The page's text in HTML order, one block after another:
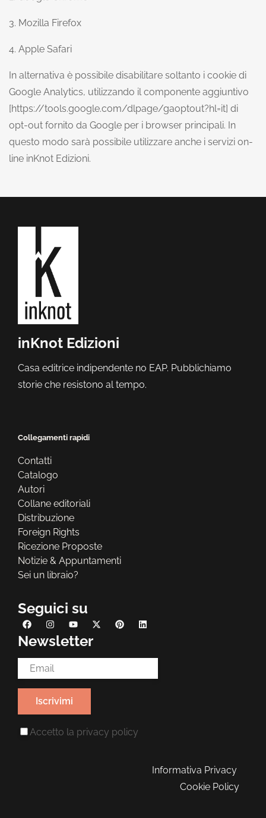
3. Mozilla Firefox
4. Apple Safari
In alternativa è possibile disabilitare soltanto i cookie di
Google Analytics, utilizzando il componente aggiuntivo
[https://tools.google.com/dlpage/gaoptout?hl=it] di
opt-out fornito da Google per i browser principali. In
questo modo sarà possibile utilizzare anche i servizi on-
line inKnot Edizioni.
inKnot Edizioni
Casa editrice indipendente no EAP. Pubblichiamo
storie che resistono al tempo.
Collegamenti rapidi
Contatti
Catalogo
Autori
Collane editoriali
Distribuzione
Foreign Rights
Ricezione Proposte
Notizie & Appuntamenti
Sei un libraio?
Seguici su
Newsletter
Email Address*
Accetto la privacy policy
Informativa Privacy
Cookie Policy